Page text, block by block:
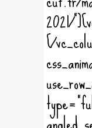
2021/
[/